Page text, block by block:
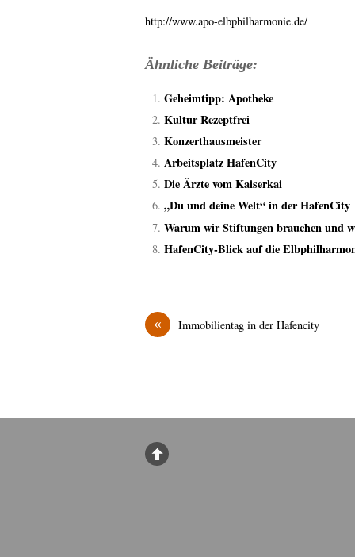
http://www.apo-elbphilharmonie.de/
Ähnliche Beiträge:
Geheimtipp: Apotheke
Kultur Rezeptfrei
Konzerthausmeister
Arbeitsplatz HafenCity
Die Ärzte vom Kaiserkai
„Du und deine Welt“ in der HafenCity
Warum wir Stiftungen brauchen und
HafenCity-Blick auf die
« Immobilientag in der Hafencity